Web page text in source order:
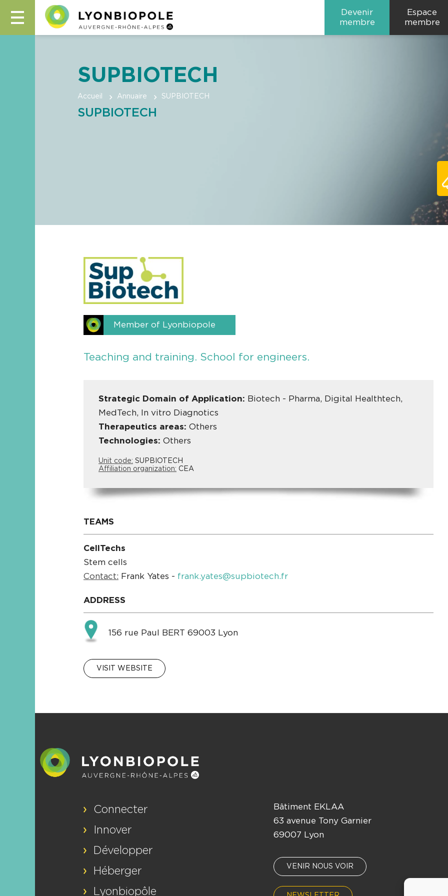
Devenir
membre
Espace
membre
SUPBIOTECH
Accueil Annuaire SUPBIOTECH
SUPBIOTECH
Member of Lyonbiopole
Teaching and training. School for engineers.
Strategic Domain of Application: Biotech - Pharma, Digital Healthtech,
MedTech, In vitro Diagnotics
Therapeutics areas: Others
Technologies: Others
Unit code: SUPBIOTECH
Affiliation organization: CEA
TEAMS
CellTechs
Stem cells
Contact: Frank Yates - frank.yates@supbiotech.fr
ADDRESS
156 rue Paul BERT 69003 Lyon
VISIT WEBSITE
Connecter
Innover
Développer
Héberger
Lyonbiopôle
Bâtiment EKLAA
63 avenue Tony Garnier
69007 Lyon
VENIR NOUS VOIR